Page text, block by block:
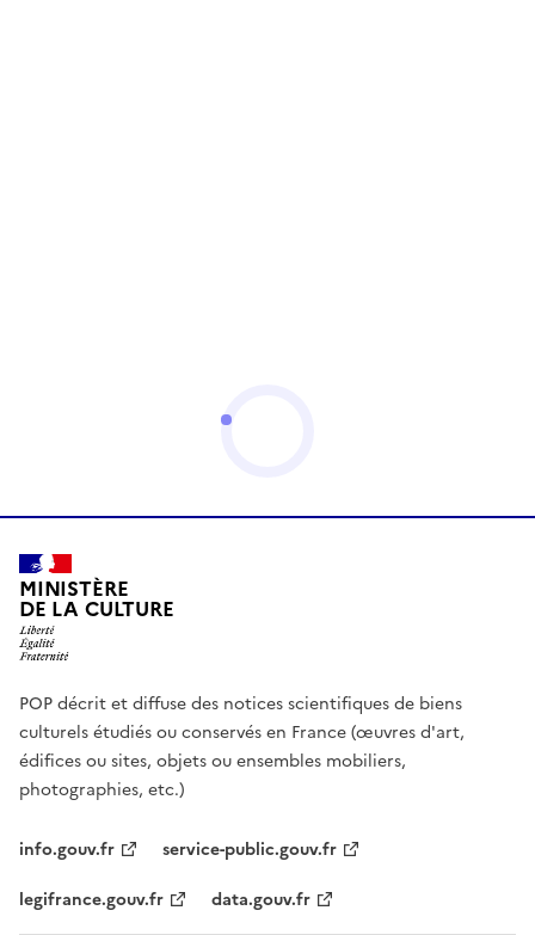
MINISTÈRE
DE LA CULTURE
POP décrit et diffuse des notices scientifiques de biens
culturels étudiés ou conservés en France (œuvres d'art,
édifices ou sites, objets ou ensembles mobiliers,
photographies, etc.)
info.gouv.fr
service-public.gouv.fr
legifrance.gouv.fr
data.gouv.fr